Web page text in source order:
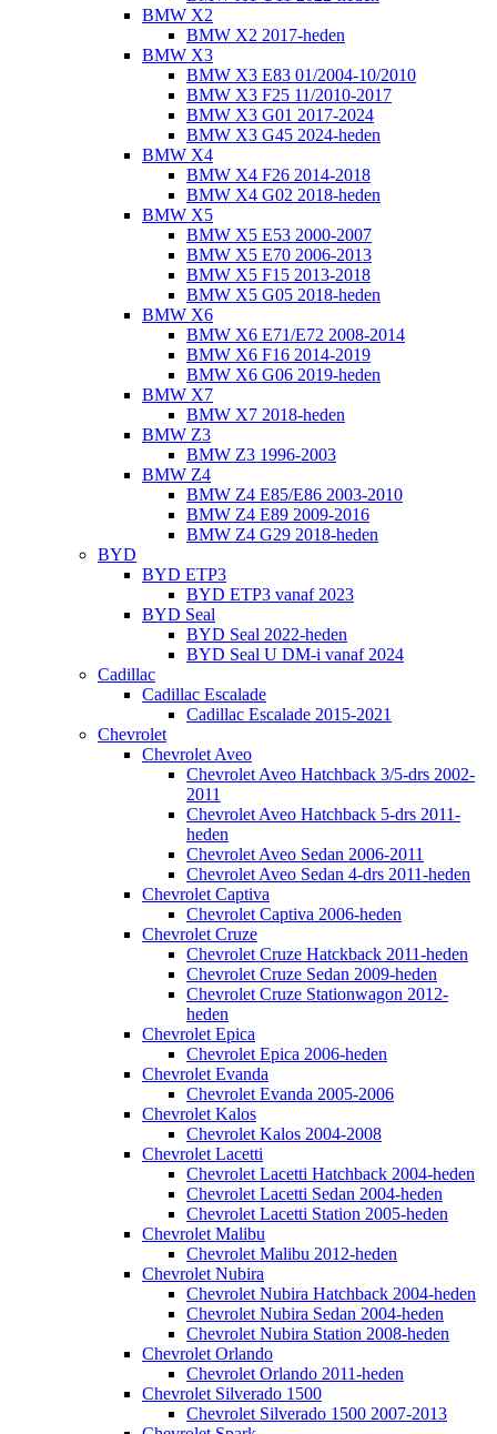
BMW X2
BMW X2 2017-heden
BMW X3
BMW X3 E83 01/2004-10/2010
BMW X3 F25 11/2010-2017
BMW X3 G01 2017-2024
BMW X3 G45 2024-heden
BMW X4
BMW X4 F26 2014-2018
BMW X4 G02 2018-heden
BMW X5
BMW X5 E53 2000-2007
BMW X5 E70 2006-2013
BMW X5 F15 2013-2018
BMW X5 G05 2018-heden
BMW X6
BMW X6 E71/E72 2008-2014
BMW X6 F16 2014-2019
BMW X6 G06 2019-heden
BMW X7
BMW X7 2018-heden
BMW Z3
BMW Z3 1996-2003
BMW Z4
BMW Z4 E85/E86 2003-2010
BMW Z4 E89 2009-2016
BMW Z4 G29 2018-heden
BYD
BYD ETP3
BYD ETP3 vanaf 2023
BYD Seal
BYD Seal 2022-heden
BYD Seal U DM-i vanaf 2024
Cadillac
Cadillac Escalade
Cadillac Escalade 2015-2021
Chevrolet
Chevrolet Aveo
Chevrolet Aveo Hatchback 3/5-drs 2002-
2011
Chevrolet Aveo Hatchback 5-drs 2011-
heden
Chevrolet Aveo Sedan 2006-2011
Chevrolet Aveo Sedan 4-drs 2011-heden
Chevrolet Captiva
Chevrolet Captiva 2006-heden
Chevrolet Cruze
Chevrolet Cruze Hatckback 2011-heden
Chevrolet Cruze Sedan 2009-heden
Chevrolet Cruze Stationwagon 2012-
heden
Chevrolet Epica
Chevrolet Epica 2006-heden
Chevrolet Evanda
Chevrolet Evanda 2005-2006
Chevrolet Kalos
Chevrolet Kalos 2004-2008
Chevrolet Lacetti
Chevrolet Lacetti Hatchback 2004-heden
Chevrolet Lacetti Sedan 2004-heden
Chevrolet Lacetti Station 2005-heden
Chevrolet Malibu
Chevrolet Malibu 2012-heden
Chevrolet Nubira
Chevrolet Nubira Hatchback 2004-heden
Chevrolet Nubira Sedan 2004-heden
Chevrolet Nubira Station 2008-heden
Chevrolet Orlando
Chevrolet Orlando 2011-heden
Chevrolet Silverado 1500
Chevrolet Silverado 1500 2007-2013